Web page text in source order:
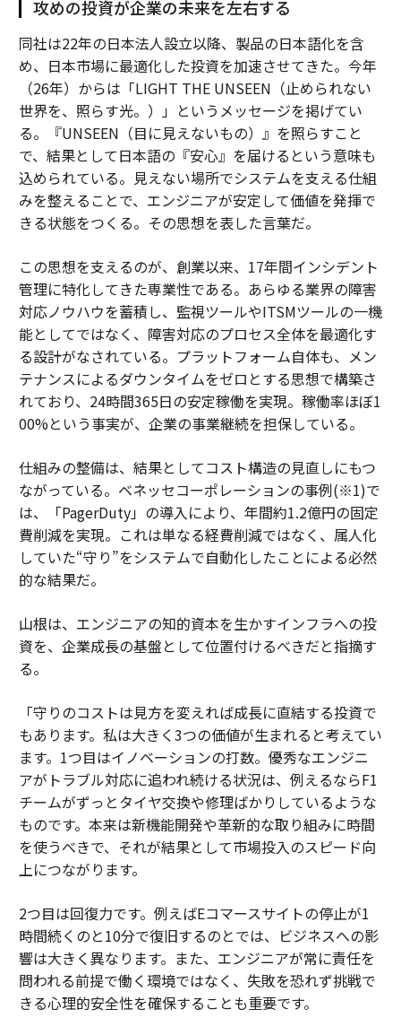
攻めの投資が企業の未来を左右する
同社は22年の日本法人設立以降、製品の日本語化を含
め、日本市場に最適化した投資を加速させてきた。今年
（26年）からは「LIGHT THE UNSEEN（止められない
世界を、照らす光。）」というメッセージを掲げてい
る。『UNSEEN（目に見えないもの）』を照らすこと
で、結果として日本語の『安心』を届けるという意味も
込められている。見えない場所でシステムを支える仕組
みを整えることで、エンジニアが安定して価値を発揮で
きる状態をつくる。その思想を表した言葉だ。
この思想を支えるのが、創業以来、17年間インシデント
管理に特化してきた専業性である。あらゆる業界の障害
対応ノウハウを蓄積し、監視ツールやITSMツールの一機
能としてではなく、障害対応のプロセス全体を最適化す
る設計がなされている。プラットフォーム自体も、メン
テナンスによるダウンタイムをゼロとする思想で構築さ
れており、24時間365日の安定稼働を実現。稼働率ほぼ1
00%という事実が、企業の事業継続を担保している。
仕組みの整備は、結果としてコスト構造の見直しにもつ
ながっている。ベネッセコーポレーションの事例(※1)で
は、「PagerDuty」の導入により、年間約1.2億円の固定
費削減を実現。これは単なる経費削減ではなく、属人化
していた“守り”をシステムで自動化したことによる必然
的な結果だ。
山根は、エンジニアの知的資本を生かすインフラへの投
資を、企業成長の基盤として位置付けるべきだと指摘す
る。
「守りのコストは見方を変えれば成長に直結する投資で
もあります。私は大きく3つの価値が生まれると考えてい
ます。1つ目はイノベーションの打数。優秀なエンジニ
アがトラブル対応に追われ続ける状況は、例えるならF1
チームがずっとタイヤ交換や修理ばかりしているような
ものです。本来は新機能開発や革新的な取り組みに時間
を使うべきで、それが結果として市場投入のスピード向
上につながります。
2つ目は回復力です。例えばEコマースサイトの停止が1
時間続くのと10分で復旧するのとでは、ビジネスへの影
響は大きく異なります。また、エンジニアが常に責任を
問われる前提で働く環境ではなく、失敗を恐れず挑戦で
きる心理的安全性を確保することも重要です。